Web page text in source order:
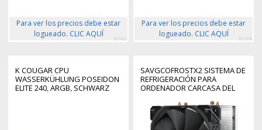
Para ver los precios debe estar
logueado. CLIC AQUÍ
307431
Para ver los precios debe estar
logueado. CLIC AQUÍ
351709
K COUGAR CPU
WASSERKÜHLUNG POSEIDON
ELITE 240, ARGB, SCHWARZ
SAVGCOFROSTX2 SISTEMA DE
REFRIGERACIÓN PARA
ORDENADOR CARCASA DEL
TÉRMICO/RADIADOR 12 CM
NEGRO 1 PIEZA(S)